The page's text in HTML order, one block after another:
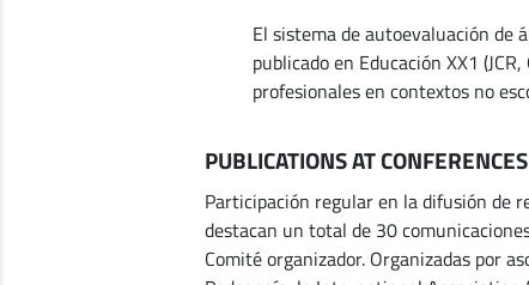
El sistema de autoevaluación de
publicado en Educación XX1
profesionales en contextos no
PUBLICATIONS AT CONFERENCES
Participación regular en la difusión de
destacan un total de 30
Comité organizador. Organizadas por